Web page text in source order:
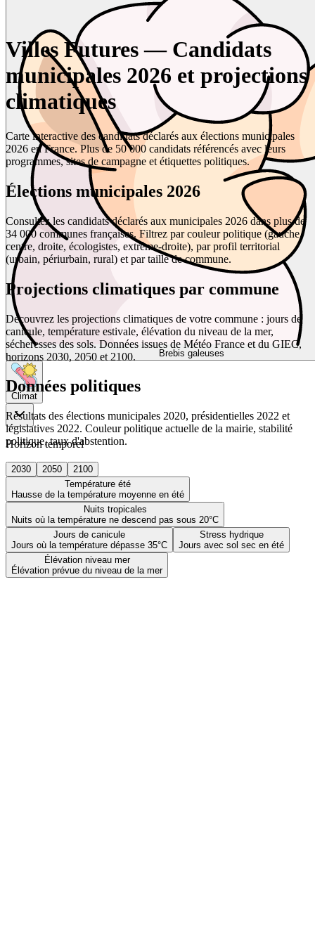
Brebis galeuses
Climat
Horizon temporel
2030 2050
2100
Température été
Hausse de la température moyenne en été
Nuits tropicales
Nuits où la température ne descend pas sous 20°C
Jours de canicule
Jours où la température dépasse 35°C
Stress hydrique
Jours avec sol sec en été
Élévation niveau mer
Élévation prévue du niveau de la mer
Villes Futures — Candidats
municipales 2026 et projections
climatiques
Carte interactive des candidats déclarés aux élections municipales
2026 en France. Plus de 50 000 candidats référencés avec leurs
programmes, sites de campagne et étiquettes politiques.
Élections municipales 2026
Consultez les candidats déclarés aux municipales 2026 dans plus de
34 000 communes françaises. Filtrez par couleur politique (gauche,
centre, droite, écologistes, extrême-droite), par profil territorial
(urbain, périurbain, rural) et par taille de commune.
Projections climatiques par commune
Découvrez les projections climatiques de votre commune : jours de
canicule, température estivale, élévation du niveau de la mer,
sécheresses des sols. Données issues de Météo France et du GIEC,
horizons 2030, 2050 et 2100.
Données politiques
Résultats des élections municipales 2020, présidentielles 2022 et
législatives 2022. Couleur politique actuelle de la mairie, stabilité
politique, taux d'abstention.